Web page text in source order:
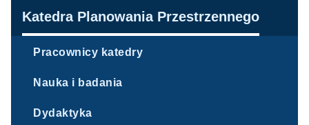
Nawigacja
Katedra Planowania Przestrzennego
Pracownicy katedry
Nauka i badania
Dydaktyka